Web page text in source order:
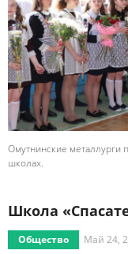
Омутнинские металлурги
школах.
Школа
Общество Май 24,